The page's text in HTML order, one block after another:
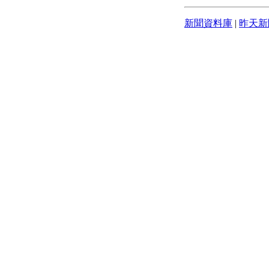
新聞資料庫 | 昨天